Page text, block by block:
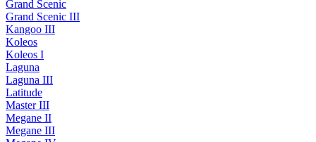
Grand Scenic
Grand Scenic III
Kangoo III
Koleos
Koleos I
Laguna
Laguna III
Latitude
Master III
Megane II
Megane III